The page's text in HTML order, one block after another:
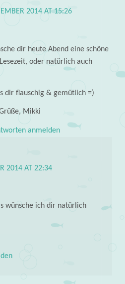
2014 AT 15:26
dir heute Abend eine schöne
oder natürlich auch
dir flauschig & gemütlich =)
Mikki
anmelden
2014 AT 22:34
wünsche ich dir natürlich